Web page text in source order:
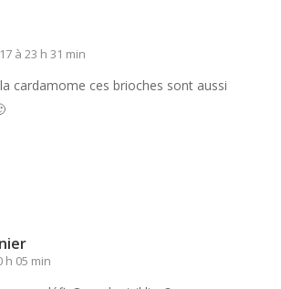
à 23 h 31 min
la cardamome ces brioches sont aussi
h 05 min